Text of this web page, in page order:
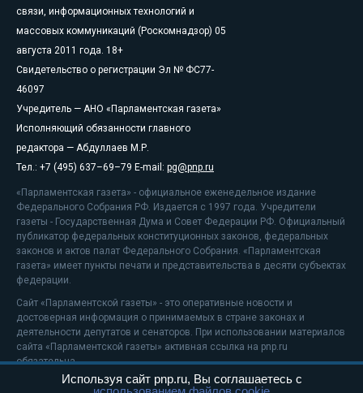
связи, информационных технологий и
массовых коммуникаций (Роскомнадзор) 05
августа 2011 года. 18+
Свидетельство о регистрации Эл № ФС77-
46097
Учредитель — АНО «Парламентская газета»
Исполняющий обязанности главного
редактора — Абдуллаев М.Р.
Тел.: +7 (495) 637–69–79 E-mail: pg@pnp.ru
«Парламентская газета» - официальное еженедельное издание
Федерального Собрания РФ. Издается с 1997 года. Учредители
газеты - Государственная Дума и Совет Федерации РФ. Официальный
публикатор федеральных конституционных законов, федеральных
законов и актов палат Федерального Собрания. «Парламентская
газета» имеет пункты печати и представительства в десяти субъектах
федерации.
Сайт «Парламентской газеты» - это оперативные новости и
достоверная информация о принимаемых в стране законах и
деятельности депутатов и сенаторов. При использовании материалов
сайта «Парламентской газеты» активная ссылка на pnp.ru
обязательна.
На информационном ресурсе применяютсярекомендательные
Используя сайт pnp.ru, Вы соглашаетесь с